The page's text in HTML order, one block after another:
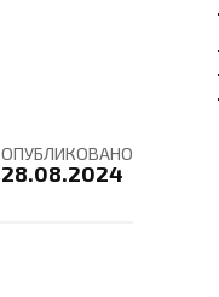
ОПУБЛИКОВАНО
28.08.2024